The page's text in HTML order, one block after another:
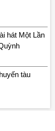
hát Một Lần
tàu